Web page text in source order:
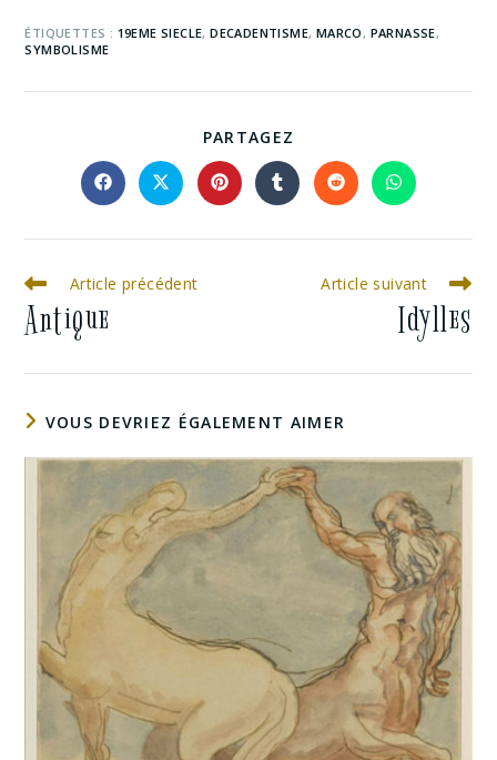
ÉTIQUETTES : 19EME SIECLE, DECADENTISME, MARCO , PARNASSE,
SYMBOLISME
PARTAGEZ
Article précédent
Antique
Article suivant
Idylles
VOUS DEVRIEZ ÉGALEMENT AIMER